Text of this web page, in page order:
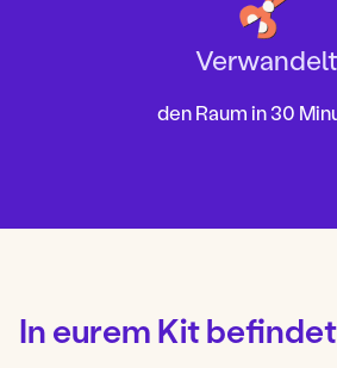
Verwandelt
den Raum in 30
In eurem Kit